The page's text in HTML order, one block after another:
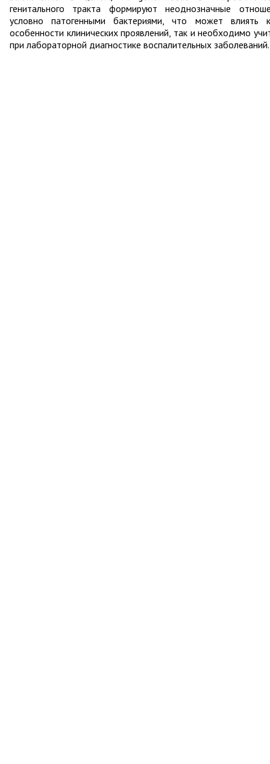
генитального тракта формируют неоднозначные
условно патогенными бактериями, что может влиять
особенности клинических проявлений, так и необходимо
при лабораторной диагностике воспалительных заболеваний.